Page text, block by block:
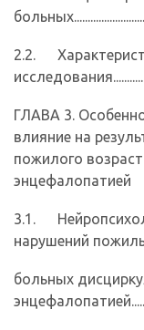
2.2.
ГЛАВА 3.
влияние на
пожилого
энцефалопатией
3.1.
нарушений
больных